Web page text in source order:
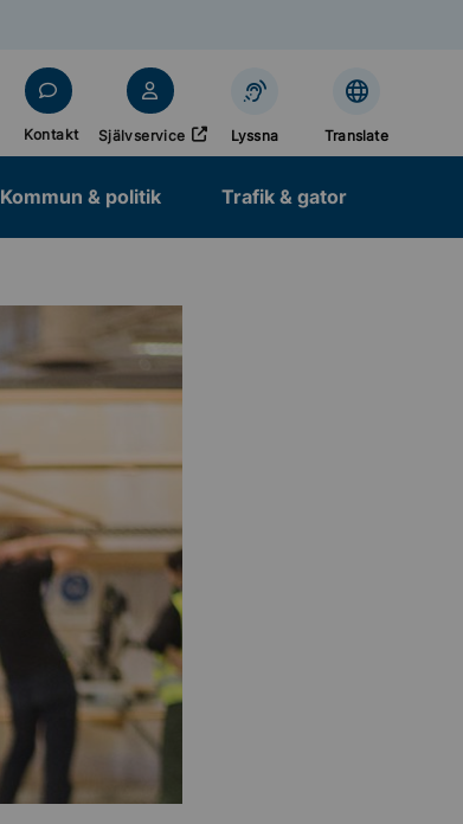
Kontakt Självservice
Öppnas i nytt fönster
Lyssna Translate
Kommun & politik Trafik & gator